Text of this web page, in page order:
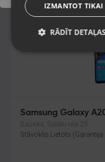
Samsung Galaxy
Bauska, Salātu iela 29
Stāvoklis Lietots (Garantija
IZMANTOT TIKAI
RĀDĪT